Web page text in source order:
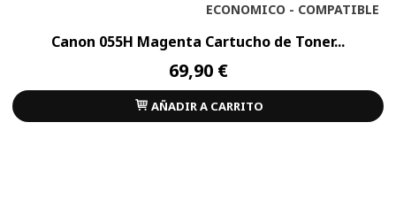
ECONOMICO - COMPATIBLE
Canon 055H Magenta Cartucho de Toner...
69,90 €
AÑADIR A CARRITO